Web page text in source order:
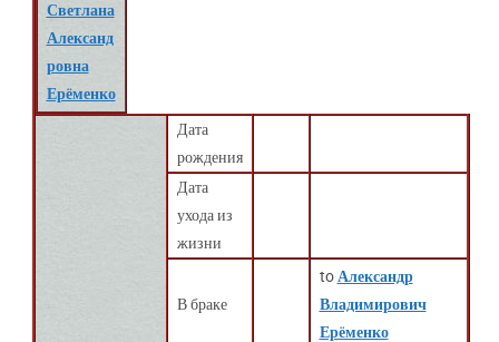
Светлана
Александ
ровна
Ерёменко
Дата
рождения
Дата
ухода из
жизни
В браке
to Александр
Владимирович
Ерёменко